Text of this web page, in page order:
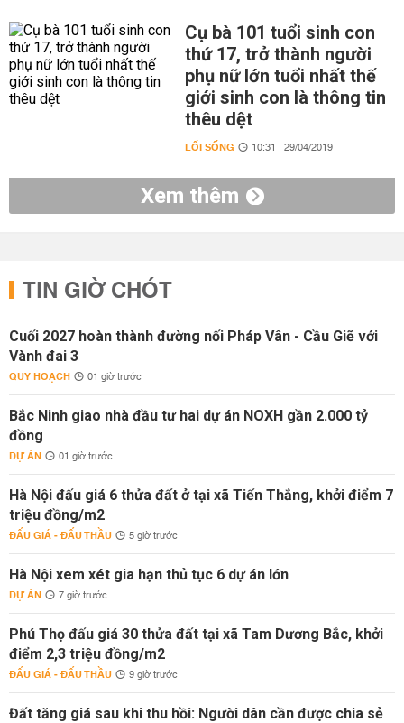
Cụ bà 101 tuổi sinh con
thứ 17, trở thành người
phụ nữ lớn tuổi nhất thế
giới sinh con là thông tin
thêu dệt
LỐI SỐNG 10:31 | 29/04/2019
Xem thêm
TIN GIỜ CHÓT
Cuối 2027 hoàn thành đường nối Pháp Vân - Cầu Giẽ với
Vành đai 3
QUY HOẠCH 01 giờ trước
Bắc Ninh giao nhà đầu tư hai dự án NOXH gần 2.000 tỷ
đồng
DỰ ÁN 01 giờ trước
Hà Nội đấu giá 6 thửa đất ở tại xã Tiến Thắng, khởi điểm 7
triệu đồng/m2
ĐẤU GIÁ - ĐẤU THẦU 5 giờ trước
Hà Nội xem xét gia hạn thủ tục 6 dự án lớn
DỰ ÁN 7 giờ trước
Phú Thọ đấu giá 30 thửa đất tại xã Tam Dương Bắc, khởi
điểm 2,3 triệu đồng/m2
ĐẤU GIÁ - ĐẤU THẦU 9 giờ trước
Đất tăng giá sau khi thu hồi: Người dân cần được chia sẻ